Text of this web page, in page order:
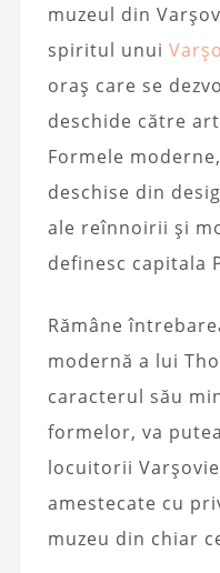
muzeul din
spiritul unui
oraș care se
deschide către
Formele
deschise din
ale reînnoirii și
definesc capitala
Rămâne
modernă a lui
caracterul său
formelor, va
locuitorii
amestecate cu
muzeu din chiar